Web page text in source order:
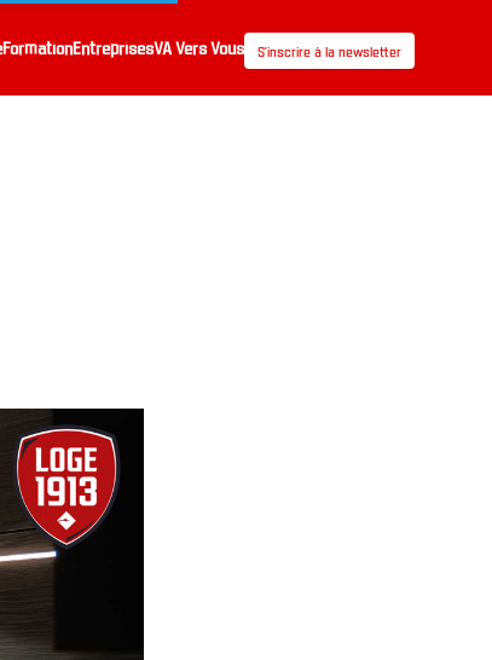
FormationEntreprisesVA Vers Vous S’inscrire à la newsletter